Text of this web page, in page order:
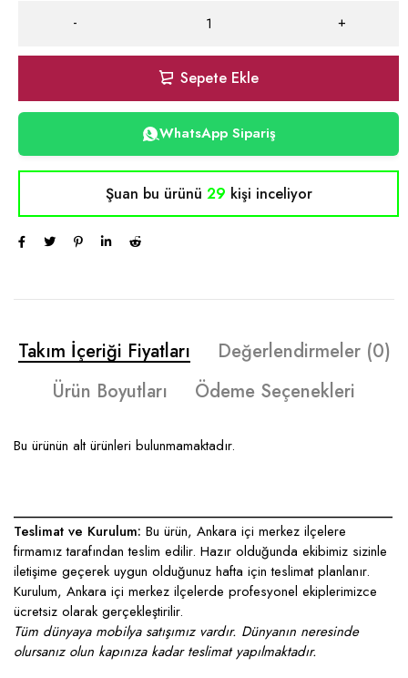
Sepete Ekle
WhatsApp Sipariş
Şuan bu ürünü 29 kişi inceliyor
Takım İçeriği Fiyatları
Değerlendirmeler (0)
Ürün Boyutları
Ödeme Seçenekleri
Bu ürünün alt ürünleri bulunmamaktadır.
____________________________________________________
Teslimat ve Kurulum: Bu ürün, Ankara içi merkez ilçelere
firmamız tarafından teslim edilir. Hazır olduğunda ekibimiz sizinle
iletişime geçerek uygun olduğunuz hafta için teslimat planlanır.
Kurulum, Ankara içi merkez ilçelerde profesyonel ekiplerimizce
ücretsiz olarak gerçekleştirilir.
Tüm dünyaya mobilya satışımız vardır. Dünyanın neresinde
olursanız olun kapınıza kadar teslimat yapılmaktadır.